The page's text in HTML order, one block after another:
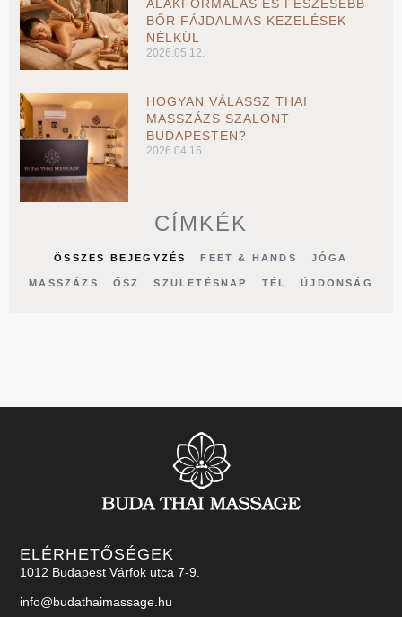
ALAKFORMÁLÁS ÉS FESZESEBB
BŐR FÁJDALMAS KEZELÉSEK
NÉLKÜL
2026.05.12.
HOGYAN VÁLASSZ THAI
MASSZÁZS SZALONT
BUDAPESTEN?
2026.04.16.
CÍMKÉK
FEET & HANDS JÓGA
MASSZÁZS ŐSZ SZÜLETÉSNAP TÉL ÚJDONSÁG
ÖSSZES BEJEGYZÉS
ELÉRHETŐSÉGEK
1012 Budapest Várfok utca 7-9.
info@budathaimassage.hu